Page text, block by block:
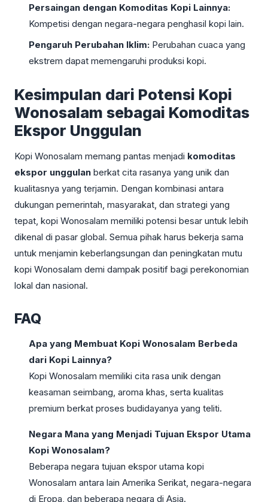
Persaingan dengan Komoditas Kopi Lainnya:
Kompetisi dengan negara-negara penghasil kopi lain.
Pengaruh Perubahan Iklim: Perubahan cuaca yang
ekstrem dapat memengaruhi produksi kopi.
Kesimpulan dari Potensi Kopi
Wonosalam sebagai Komoditas
Ekspor Unggulan
Kopi Wonosalam memang pantas menjadi komoditas
ekspor unggulan berkat cita rasanya yang unik dan
kualitasnya yang terjamin. Dengan kombinasi antara
dukungan pemerintah, masyarakat, dan strategi yang
tepat, kopi Wonosalam memiliki potensi besar untuk lebih
dikenal di pasar global. Semua pihak harus bekerja sama
untuk menjamin keberlangsungan dan peningkatan mutu
kopi Wonosalam demi dampak positif bagi perekonomian
lokal dan nasional.
FAQ
Apa yang Membuat Kopi Wonosalam Berbeda
dari Kopi Lainnya?
Kopi Wonosalam memiliki cita rasa unik dengan
keasaman seimbang, aroma khas, serta kualitas
premium berkat proses budidayanya yang teliti.
Negara Mana yang Menjadi Tujuan Ekspor Utama
Kopi Wonosalam?
Beberapa negara tujuan ekspor utama kopi
Wonosalam antara lain Amerika Serikat, negara-negara
di Eropa, dan beberapa negara di Asia.